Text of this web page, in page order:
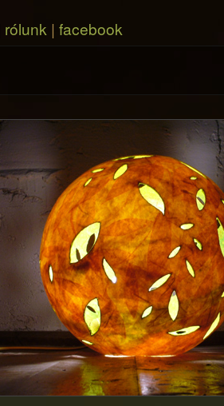
rólunk | facebook